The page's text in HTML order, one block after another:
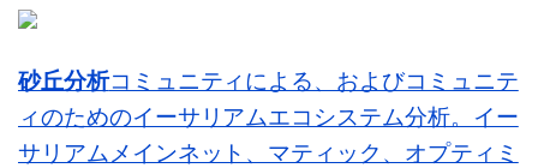
砂丘分析コミュニティによる、およびコミュニテ
ィのためのイーサリアムエコシステム分析。イー
サリアムメインネット、マティック、オプティミ